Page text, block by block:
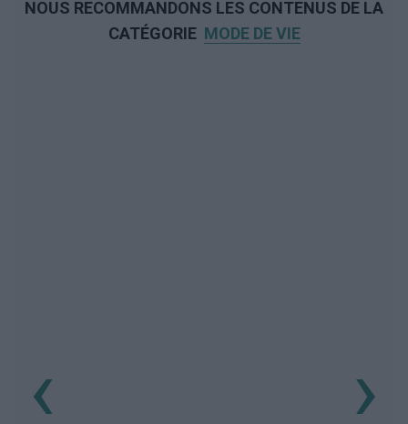
NOUS RECOMMANDONS LES CONTENUS DE LA
CATÉGORIE MODE DE VIE
‹ ›